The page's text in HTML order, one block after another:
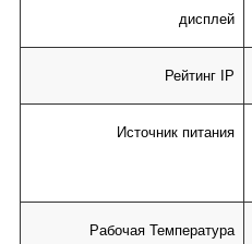
дисплей
Рейтинг IP
Источник питания
Рабочая Температура